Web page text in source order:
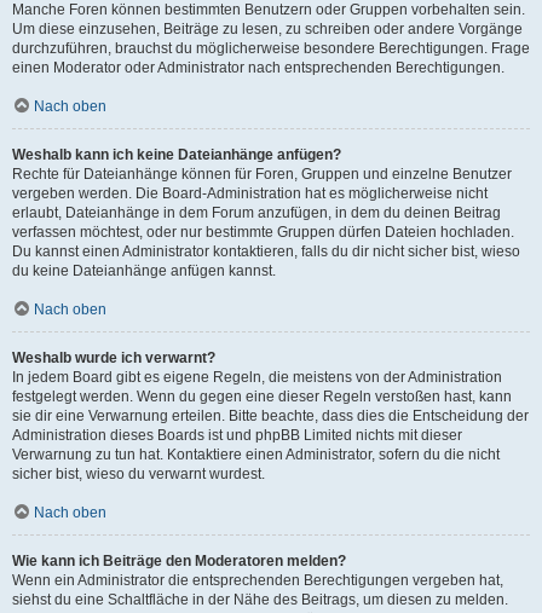
Manche Foren können bestimmten Benutzern oder Gruppen vorbehalten sein.
Um diese einzusehen, Beiträge zu lesen, zu schreiben oder andere Vorgänge
durchzuführen, brauchst du möglicherweise besondere Berechtigungen. Frage
einen Moderator oder Administrator nach entsprechenden Berechtigungen.
Nach oben
Weshalb kann ich keine Dateianhänge anfügen?
Rechte für Dateianhänge können für Foren, Gruppen und einzelne Benutzer
vergeben werden. Die Board-Administration hat es möglicherweise nicht
erlaubt, Dateianhänge in dem Forum anzufügen, in dem du deinen Beitrag
verfassen möchtest, oder nur bestimmte Gruppen dürfen Dateien hochladen.
Du kannst einen Administrator kontaktieren, falls du dir nicht sicher bist, wieso
du keine Dateianhänge anfügen kannst.
Nach oben
Weshalb wurde ich verwarnt?
In jedem Board gibt es eigene Regeln, die meistens von der Administration
festgelegt werden. Wenn du gegen eine dieser Regeln verstoßen hast, kann
sie dir eine Verwarnung erteilen. Bitte beachte, dass dies die Entscheidung der
Administration dieses Boards ist und phpBB Limited nichts mit dieser
Verwarnung zu tun hat. Kontaktiere einen Administrator, sofern du die nicht
sicher bist, wieso du verwarnt wurdest.
Nach oben
Wie kann ich Beiträge den Moderatoren melden?
Wenn ein Administrator die entsprechenden Berechtigungen vergeben hat,
siehst du eine Schaltfläche in der Nähe des Beitrags, um diesen zu melden.